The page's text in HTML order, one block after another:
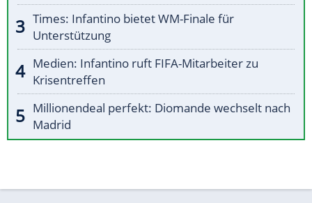
Times: Infantino bietet WM-Finale für
Unterstützung
Medien: Infantino ruft FIFA-Mitarbeiter zu
Krisentreffen
Millionendeal perfekt: Diomande wechselt nach
Madrid